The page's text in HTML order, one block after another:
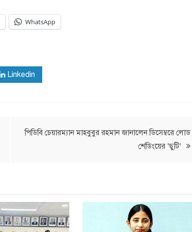
WhatsApp
Linkedin
পিডিবি চেয়ারম্যান মাহবুবুর রহমান জানালেন ডিসেম্বরে লোড
শেডিংয়ের ‘ছুটি’